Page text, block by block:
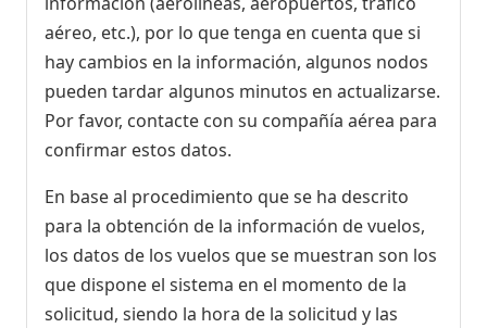
aéreo, etc.), por lo que tenga en cuenta que si
hay cambios en la información, algunos nodos
pueden tardar algunos minutos en actualizarse.
Por favor, contacte con su compañía aérea para
confirmar estos datos.
En base al procedimiento que se ha descrito
para la obtención de la información de vuelos,
los datos de los vuelos que se muestran son los
que dispone el sistema en el momento de la
solicitud, siendo la hora de la solicitud y las